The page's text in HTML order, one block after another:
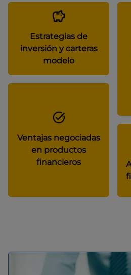
Estrategias de
inversión y carteras
modelo
Ventajas negociadas
en productos
financieros